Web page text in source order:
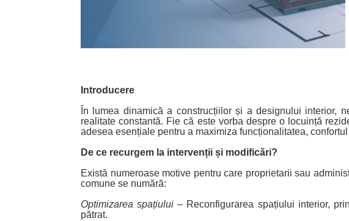
Introducere
În lumea dinamică a construcțiilor și a designului
realitate constantă. Fie că este vorba despre o locuință
adesea esențiale pentru a maximiza funcționalitatea,
De ce recurgem la intervenții și modificări?
Există numeroase motive pentru care proprietarii sau
comune se numără:
Optimizarea spațiului – Reconfigurarea spațiului interior,
pătrat.